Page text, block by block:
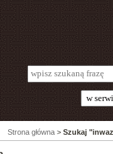
Strona główna > Szukaj